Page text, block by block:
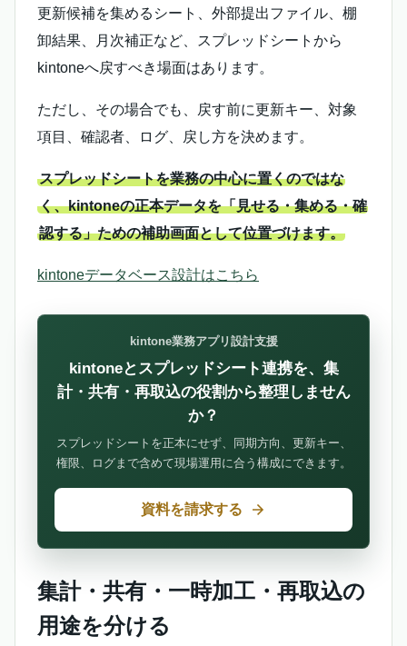
更新候補を集めるシート、外部提出ファイル、棚
卸結果、月次補正など、スプレッドシートから
kintoneへ戻すべき場面はあります。
ただし、その場合でも、戻す前に更新キー、対象
項目、確認者、ログ、戻し方を決めます。
スプレッドシートを業務の中心に置くのではな
く、kintoneの正本データを「見せる・集める・確
認する」ための補助画面として位置づけます。
kintoneデータベース設計はこちら
kintone業務アプリ設計支援
kintoneとスプレッドシート連携を、集
計・共有・再取込の役割から整理しません
か？
スプレッドシートを正本にせず、同期方向、更新キー、
権限、ログまで含めて現場運用に合う構成にできます。
資料を請求する
集計・共有・一時加工・再取込の
用途を分ける